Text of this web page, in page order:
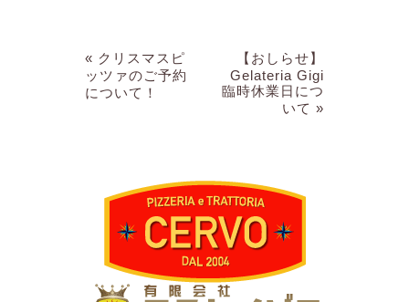
« クリスマスピ
ッツァのご予約
について！
【おしらせ】
Gelateria Gigi
臨時休業日につ
いて »